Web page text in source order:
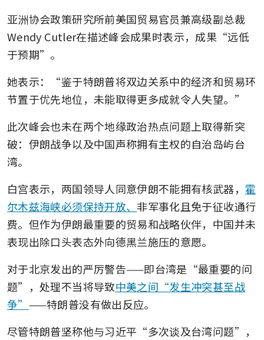
亚洲协会政策研究所前美国贸易官员兼高级副总裁
Wendy Cutler在描述峰会成果时表示，成果“远低
于预期”。
她表示：“鉴于特朗普将双边关系中的经济和贸易环
节置于优先地位，未能取得更多成就令人失望。”
此次峰会也未在两个地缘政治热点问题上取得新突
破：伊朗战争以及中国声称拥有主权的自治岛屿台
湾。
白宫表示，两国领导人同意伊朗不能拥有核武器， 霍
尔木兹海峡必须保持开放、 非军事化且免于征收通行
费。但作为伊朗最重要的贸易和战略伙伴，中国并未
表现出除口头表态外向德黑兰施压的意愿。
对于北京发出的严厉警告——即台湾是“最重要的问
题”，处理不当将导致中美之间“发生冲突甚至战
争” ——特朗普没有做出反应。
尽管特朗普坚称他与习近平“多次谈及台湾问题”，